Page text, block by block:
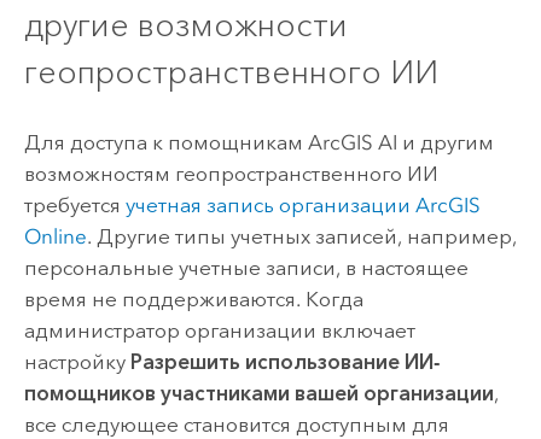
другие возможности
геопространственного ИИ
Для доступа к помощникам ArcGIS AI и другим
возможностям геопространственного ИИ
требуется учетная запись организации ArcGIS
Online. Другие типы учетных записей, например,
персональные учетные записи, в настоящее
время не поддерживаются. Когда
администратор организации включает
настройку Разрешить использование ИИ-
помощников участниками вашей организации,
все следующее становится доступным для